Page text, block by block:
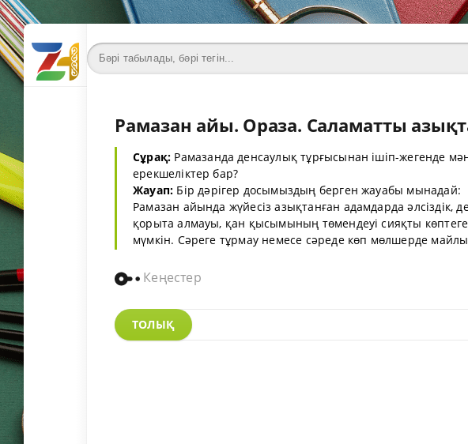
Рамазан айы. Ораза. Саламатты
Сұрақ: Рамазанда денсаулық тұрғысынан ішіп-жегенде
ерекшеліктер бар?
Жауап: Бір дәрігер досымыздың берген жауабы мынадай:
Рамазан айында жүйесіз азықтанған адамдарда әлсіздік,
қорыта алмауы, қан қысымының төмендеуі сияқты
мүмкін. Сәреге тұрмау немесе сәреде көп мөлшерде
Кеңестер
ТОЛЫҚ